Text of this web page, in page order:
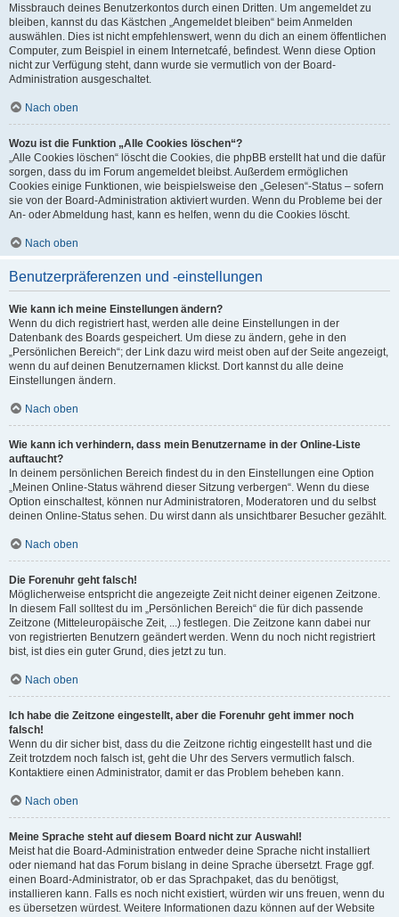
Missbrauch deines Benutzerkontos durch einen Dritten. Um angemeldet zu
bleiben, kannst du das Kästchen „Angemeldet bleiben“ beim Anmelden
auswählen. Dies ist nicht empfehlenswert, wenn du dich an einem öffentlichen
Computer, zum Beispiel in einem Internetcafé, befindest. Wenn diese Option
nicht zur Verfügung steht, dann wurde sie vermutlich von der Board-
Administration ausgeschaltet.
Nach oben
Wozu ist die Funktion „Alle Cookies löschen“?
„Alle Cookies löschen“ löscht die Cookies, die phpBB erstellt hat und die dafür
sorgen, dass du im Forum angemeldet bleibst. Außerdem ermöglichen
Cookies einige Funktionen, wie beispielsweise den „Gelesen“-Status – sofern
sie von der Board-Administration aktiviert wurden. Wenn du Probleme bei der
An- oder Abmeldung hast, kann es helfen, wenn du die Cookies löscht.
Nach oben
Benutzerpräferenzen und -einstellungen
Wie kann ich meine Einstellungen ändern?
Wenn du dich registriert hast, werden alle deine Einstellungen in der
Datenbank des Boards gespeichert. Um diese zu ändern, gehe in den
„Persönlichen Bereich“; der Link dazu wird meist oben auf der Seite angezeigt,
wenn du auf deinen Benutzernamen klickst. Dort kannst du alle deine
Einstellungen ändern.
Nach oben
Wie kann ich verhindern, dass mein Benutzername in der Online-Liste
auftaucht?
In deinem persönlichen Bereich findest du in den Einstellungen eine Option
„Meinen Online-Status während dieser Sitzung verbergen“. Wenn du diese
Option einschaltest, können nur Administratoren, Moderatoren und du selbst
deinen Online-Status sehen. Du wirst dann als unsichtbarer Besucher gezählt.
Nach oben
Die Forenuhr geht falsch!
Möglicherweise entspricht die angezeigte Zeit nicht deiner eigenen Zeitzone.
In diesem Fall solltest du im „Persönlichen Bereich“ die für dich passende
Zeitzone (Mitteleuropäische Zeit, ...) festlegen. Die Zeitzone kann dabei nur
von registrierten Benutzern geändert werden. Wenn du noch nicht registriert
bist, ist dies ein guter Grund, dies jetzt zu tun.
Nach oben
Ich habe die Zeitzone eingestellt, aber die Forenuhr geht immer noch
falsch!
Wenn du dir sicher bist, dass du die Zeitzone richtig eingestellt hast und die
Zeit trotzdem noch falsch ist, geht die Uhr des Servers vermutlich falsch.
Kontaktiere einen Administrator, damit er das Problem beheben kann.
Nach oben
Meine Sprache steht auf diesem Board nicht zur Auswahl!
Meist hat die Board-Administration entweder deine Sprache nicht installiert
oder niemand hat das Forum bislang in deine Sprache übersetzt. Frage ggf.
einen Board-Administrator, ob er das Sprachpaket, das du benötigst,
installieren kann. Falls es noch nicht existiert, würden wir uns freuen, wenn du
es übersetzen würdest. Weitere Informationen dazu können auf der Website